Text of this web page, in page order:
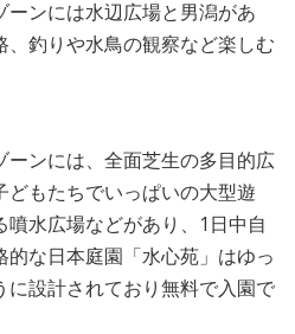
ーンには水辺広場と男潟があ
、釣りや水鳥の観察など楽しむ
ーンには、全面芝生の多目的広
もたちでいっぱいの大型遊
水広場などがあり、1日中自
な日本庭園「水心苑」はゆっ
に設計されており無料で入園で